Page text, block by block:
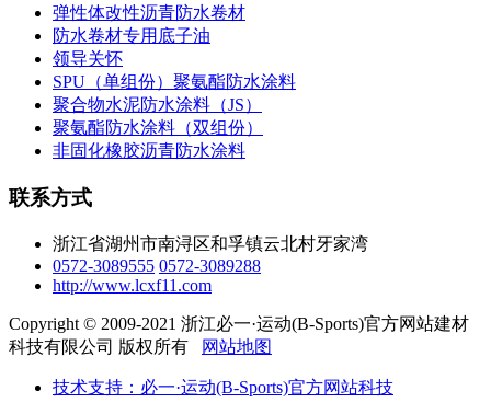
弹性体改性沥青防水卷材
防水卷材专用底子油
领导关怀
SPU（单组份）聚氨酯防水涂料
聚合物水泥防水涂料（JS）
聚氨酯防水涂料（双组份）
非固化橡胶沥青防水涂料
联系方式
浙江省湖州市南浔区和孚镇云北村牙家湾
0572-3089555 0572-3089288
http://www.lcxf11.com
Copyright © 2009-2021 浙江必一·运动(B-Sports)官方网站建材
科技有限公司 版权所有
网站地图
技术支持：必一·运动(B-Sports)官方网站科技